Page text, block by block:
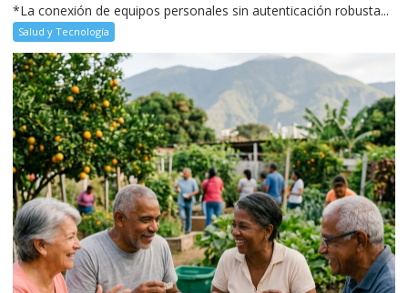
*La conexión de equipos personales sin autenticación robusta...
Salud y Tecnología